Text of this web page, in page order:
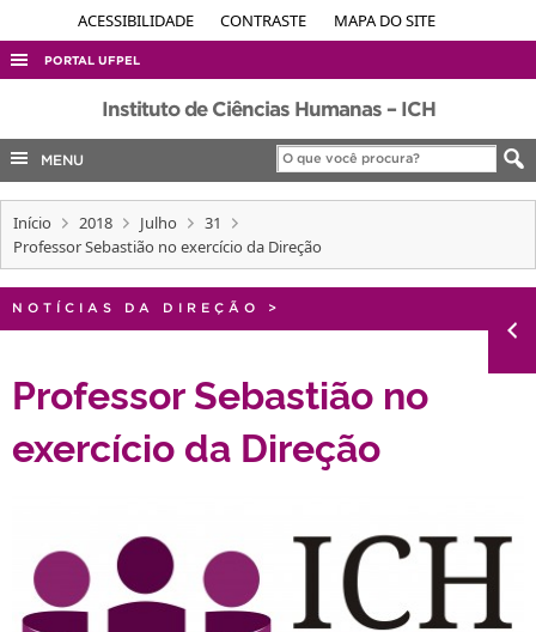
ACESSIBILIDADE CONTRASTE MAPA DO SITE
PORTAL UFPEL
ACESSO À INFORMAÇÃO
AUDITORIA
COBALTO
CONCURSOS
INTERNACIONAL
PORTARIAS
Instituto de Ciências Humanas – ICH
MENU
Início 2018 Julho
31
Professor Sebastião no exercício da Direção
NOTÍCIAS DA DIREÇÃO >
Professor Sebastião no
exercício da Direção